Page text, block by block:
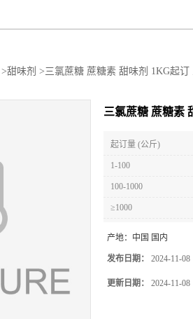
>甜味剂 >三氯蔗糖 蔗糖素 甜味剂 1KG起订
三氯蔗糖 蔗糖素
起订量 (公斤)
1-100
100-1000
≥1000
产地： 中国 国内
发布日期： 2024-11-08
更新日期： 2024-11-08